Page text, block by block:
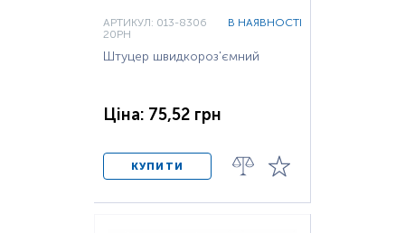
АРТИКУЛ: 013-8306
20PH
В НАЯВНОСТІ
Штуцер швидкороз'ємний
Ціна: 75,52 грн
КУПИТИ